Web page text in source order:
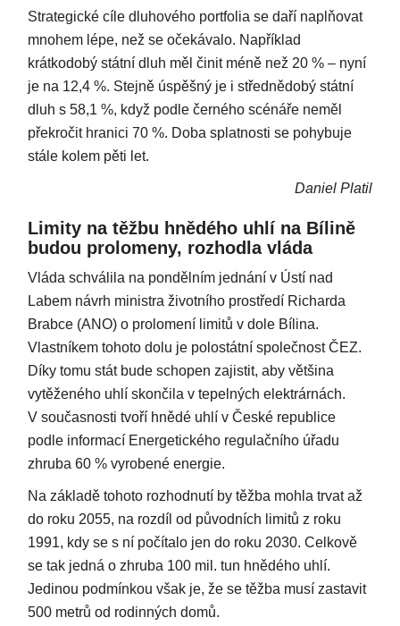
Strategické cíle dluhového portfolia se daří naplňovat
mnohem lépe, než se očekávalo. Například
krátkodobý státní dluh měl činit méně než 20 % – nyní
je na 12,4 %. Stejně úspěšný je i střednědobý státní
dluh s 58,1 %, když podle černého scénáře neměl
překročit hranici 70 %. Doba splatnosti se pohybuje
stále kolem pěti let.
Daniel Platil
Limity na těžbu hnědého uhlí na Bílině
budou prolomeny, rozhodla vláda
Vláda schválila na pondělním jednání v Ústí nad
Labem návrh ministra životního prostředí Richarda
Brabce (ANO) o prolomení limitů v dole Bílina.
Vlastníkem tohoto dolu je polostátní společnost ČEZ.
Díky tomu stát bude schopen zajistit, aby většina
vytěženého uhlí skončila v tepelných elektrárnách.
V současnosti tvoří hnědé uhlí v České republice
podle informací Energetického regulačního úřadu
zhruba 60 % vyrobené energie.
Na základě tohoto rozhodnutí by těžba mohla trvat až
do roku 2055, na rozdíl od původních limitů z roku
1991, kdy se s ní počítalo jen do roku 2030. Celkově
se tak jedná o zhruba 100 mil. tun hnědého uhlí.
Jedinou podmínkou však je, že se těžba musí zastavit
500 metrů od rodinných domů.